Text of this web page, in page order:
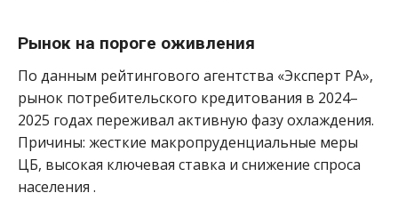
Рынок на пороге оживления
По данным рейтингового агентства «Эксперт РА»,
рынок потребительского кредитования в 2024–
2025 годах переживал активную фазу охлаждения.
Причины: жесткие макропруденциальные меры
ЦБ, высокая ключевая ставка и снижение спроса
населения .